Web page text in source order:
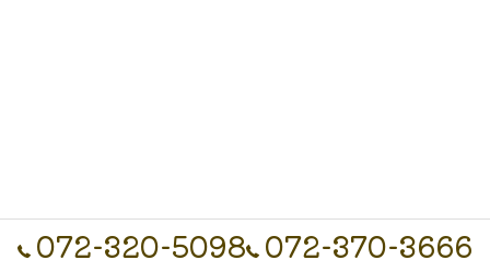
072-320-5098 072-370-3666